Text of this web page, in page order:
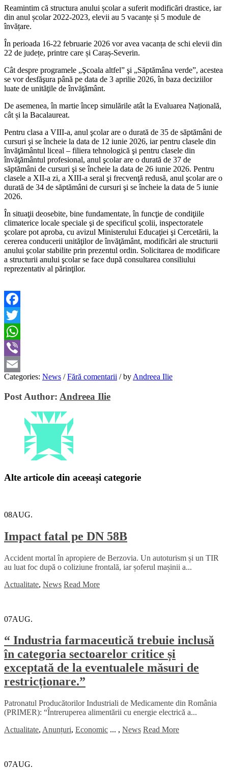
Reamintim că structura anului școlar a suferit modificări drastice, iar
din anul școlar 2022-2023, elevii au 5 vacanțe și 5 module de
învățare.
În perioada 16-22 februarie 2026 vor avea vacanța de schi elevii din
22 de județe, printre care și Caraș-Severin.
Cât despre programele „Şcoala altfel” şi „Săptămâna verde”, acestea
se vor desfăşura până pe data de 3 aprilie 2026, în baza deciziilor
luate de unităţile de învăţământ.
De asemenea, în martie încep simulările atât la Evaluarea Națională,
cât și la Bacalaureat.
Pentru clasa a VIII-a, anul şcolar are o durată de 35 de săptămâni de
cursuri şi se încheie la data de 12 iunie 2026, iar pentru clasele din
învăţământul liceal – filiera tehnologică şi pentru clasele din
învăţământul profesional, anul şcolar are o durată de 37 de
săptămâni de cursuri şi se încheie la data de 26 iunie 2026. Pentru
clasele a XII-a zi, a XIII-a seral şi frecvenţă redusă, anul şcolar are o
durată de 34 de săptămâni de cursuri şi se încheie la data de 5 iunie
2026.
În situaţii deosebite, bine fundamentate, în funcţie de condiţiile
climaterice locale speciale şi de specificul şcolii, inspectoratele
şcolare pot aproba, cu avizul Ministerului Educaţiei şi Cercetării, la
cererea conducerii unităţilor de învăţământ, modificări ale structurii
anului şcolar stabilite prin prezentul ordin. Solicitarea de modificare
a structurii anului şcolar se face după consultarea consiliului
reprezentativ al părinţilor.
Facebook
Twitter
WhatsApp
Viber
Email
Categories: News / Fără comentarii /by Andreea Ilie
Post Author: Andreea Ilie
Alte articole din aceeași categorie
08AUG.
Impact fatal pe DN 58B
Accident mortal în apropiere de Berzovia. Un autoturism și un TIR
au luat foc după o coliziune frontală, iar șoferul mașinii a...
Actualitate, News Read More
07AUG.
“ Industria farmaceutică trebuie inclusă
în categoria sectoarelor critice și
exceptată de la eventualele măsuri de
restricționare.”
Patronatul Producătorilor Industriali de Medicamente din România
(PRIMER): “Întreruperea alimentării cu energie electrică a...
Actualitate, Anunțuri, Economic ... , News Read More
07AUG.